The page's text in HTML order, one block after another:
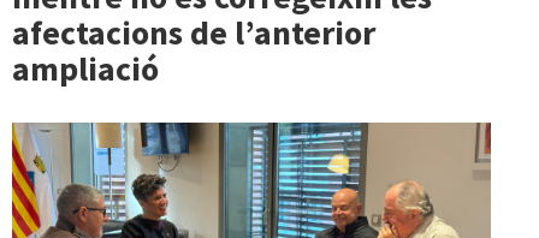
afectacions de l’anterior
ampliació